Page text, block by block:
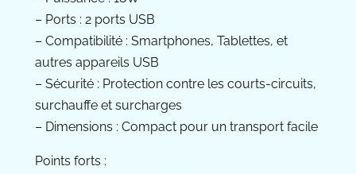
– Ports : 2 ports USB
– Compatibilité : Smartphones, Tablettes, et
autres appareils USB
– Sécurité : Protection contre les courts-circuits,
surchauffe et surcharges
– Dimensions : Compact pour un transport facile
Points forts :